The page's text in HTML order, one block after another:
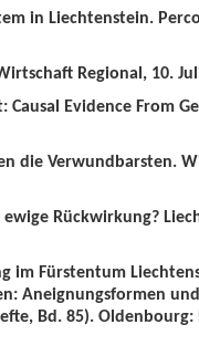
in Liechtenstein.
Regional, 10.
Evidence From
die Verwundbarsten.
Rückwirkung?
im Fürstentum
Aneignungsformen
Bd. 85). Oldenbourg: